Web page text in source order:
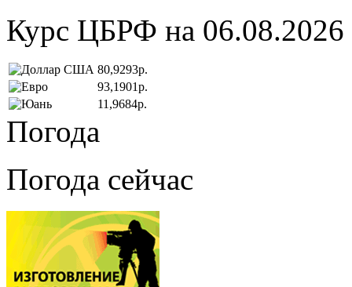
Курс ЦБРФ на 06.08.2026
80,9293р.
93,1901р.
11,9684р.
Погода
Погода сейчас